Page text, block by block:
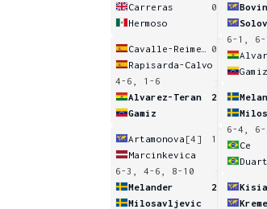
Carreras
0
Hermoso
0
Rapisarda-Calvo
4-6, 1-6
Alvarez-Teran
2
Gamiz
Artamonova [4]
1
Marcinkevica
6-3, 4-6, 8-10
Melander
2
Milosavljevic
6-1, 6-
Gamiz
6-4, 6-
Ce